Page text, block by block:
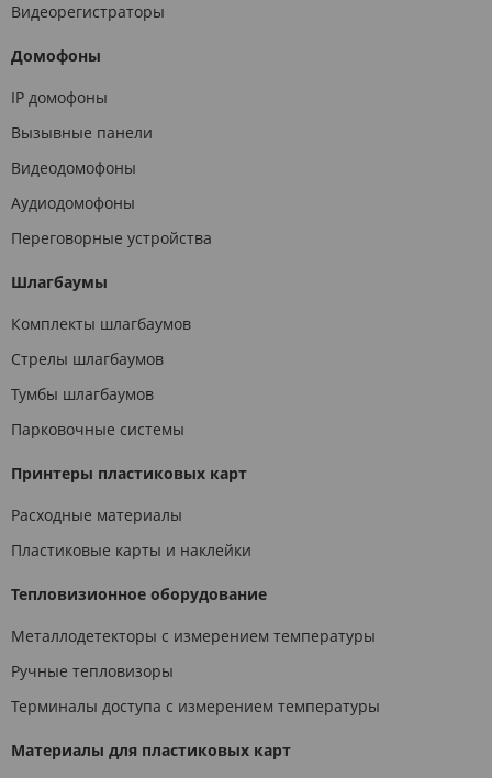
Видеорегистраторы
Домофоны
IP домофоны
Вызывные панели
Видеодомофоны
Аудиодомофоны
Переговорные устройства
Шлагбаумы
Комплекты шлагбаумов
Стрелы шлагбаумов
Тумбы шлагбаумов
Парковочные системы
Принтеры пластиковых карт
Расходные материалы
Пластиковые карты и наклейки
Тепловизионное оборудование
Металлодетекторы с измерением температуры
Ручные тепловизоры
Терминалы доступа с измерением температуры
Материалы для пластиковых карт